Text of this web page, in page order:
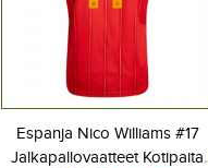
Espanja Nico Williams #17
Jalkapallovaatteet Kotipaita